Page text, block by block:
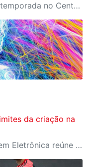
Espetáculo tem estreia em curta temporada no Centro Cultural FIESP, no dia 20 de agosto, às 20h.
da criação na
Festival Internacional de Linguagem Eletrônica reúne cerca de 150 obras de artistas de diversos países e convida o público a refletir sobre as novas relações entre arte, tecnologia e inteligência artificial